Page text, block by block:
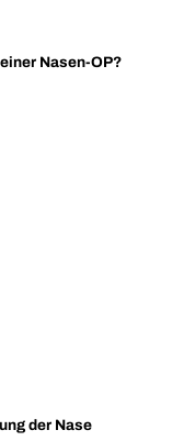
Nasen-OP?
der Nase